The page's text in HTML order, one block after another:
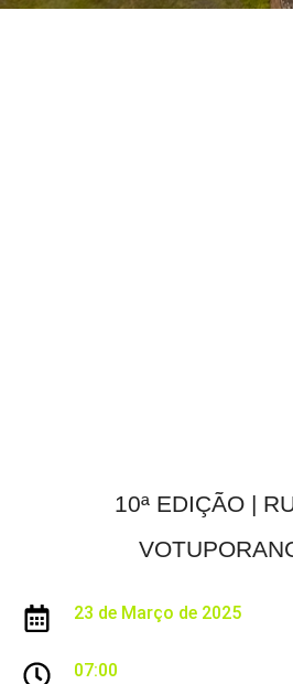
10ª EDIÇÃO |
23 de Março de 2025
07:00